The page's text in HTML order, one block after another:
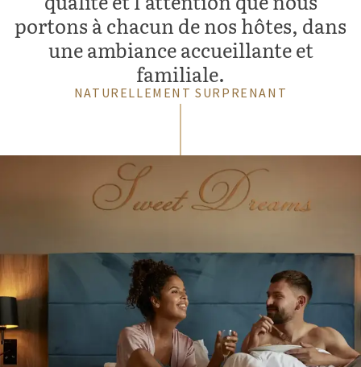
portons à chacun de nos hôtes, dans
une ambiance accueillante et
familiale.
NATURELLEMENT SURPRENANT